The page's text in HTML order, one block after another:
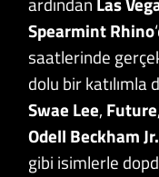
Spearmint Rhino
saatlerinde
dolu bir
Swae Lee, Future,
Odell Beckham Jr.
gibi isimlerle